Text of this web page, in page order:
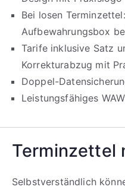
Bei losen
Aufbewahrungsbox
Tarife inklusive Satz
Korrekturabzug mit
Doppel-
Leistungsfähiges
Terminzettel
Selbstverständlich